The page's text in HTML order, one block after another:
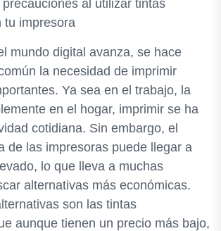
al utilizar tintas
tu impresora
mundo digital avanza, se hace
la necesidad de imprimir
Ya sea en el trabajo, la
en el hogar, imprimir se ha
cotidiana. Sin embargo, el
de las impresoras puede llegar a
lo que lleva a muchas
alternativas más económicas.
son las tintas
aunque tienen un precio más bajo,